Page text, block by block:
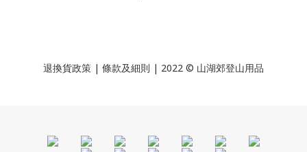
退換貨政策 | 條款及細則 | 2022 © 山湖郊登山用品